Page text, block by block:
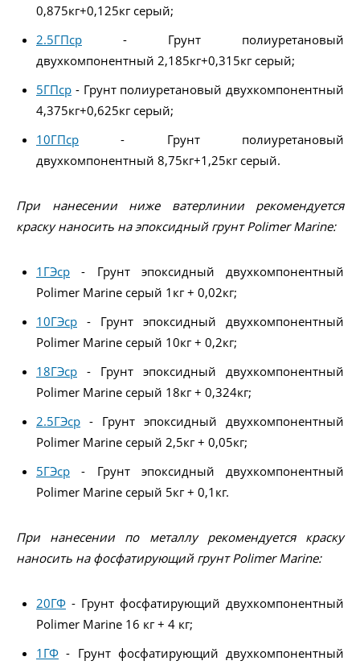
0,875кг+0,125кг серый;
2.5ГПср - Грунт полиуретановый
двухкомпонентный 2,185кг+0,315кг серый;
5ГПср - Грунт полиуретановый двухкомпонентный
4,375кг+0,625кг серый;
10ГПср - Грунт полиуретановый
двухкомпонентный 8,75кг+1,25кг серый.
При нанесении ниже ватерлинии рекомендуется
краску наносить на эпоксидный грунт Polimer Marine:
1ГЭср - Грунт эпоксидный двухкомпонентный
Polimer Marine серый 1кг + 0,02кг;
10ГЭср - Грунт эпоксидный двухкомпонентный
Polimer Marine серый 10кг + 0,2кг;
18ГЭср - Грунт эпоксидный двухкомпонентный
Polimer Marine серый 18кг + 0,324кг;
2.5ГЭср - Грунт эпоксидный двухкомпонентный
Polimer Marine серый 2,5кг + 0,05кг;
5ГЭср - Грунт эпоксидный двухкомпонентный
Polimer Marine серый 5кг + 0,1кг.
При нанесении по металлу рекомендуется краску
наносить на фосфатирующий грунт Polimer Marine:
20ГФ - Грунт фосфатирующий двухкомпонентный
Polimer Marine 16 кг + 4 кг;
1ГФ - Грунт фосфатирующий двухкомпонентный